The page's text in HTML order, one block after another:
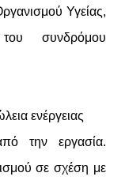
Υγείας,
συνδρόμου
ενέργειας
την εργασία.
σε σχέση με